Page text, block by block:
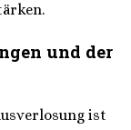
und der
ist